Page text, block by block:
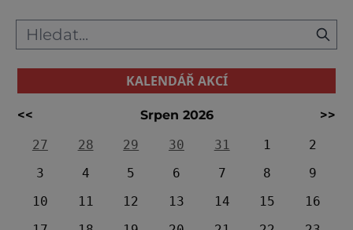
metrů vysokém pískovcovém sloupu u
KALENDÁŘ AKCÍ
<< Srpen 2026
>>
27
28 29 30 31 1
2
3
4 5 6 7 8
9
10
11 12 13 14 15
16